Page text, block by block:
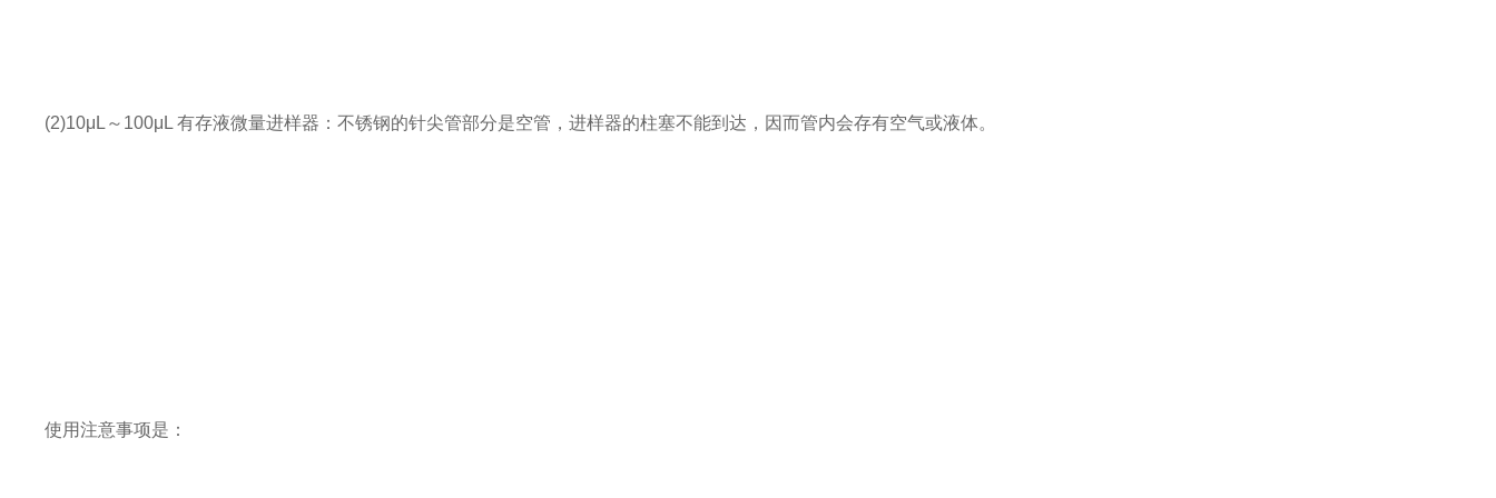
(2)10μL～100μL 有存液微量进样器：不锈钢的针尖管部分是空管，进样器的柱塞不能到达，因而管内会存有空气或液体。
使用注意事项是：